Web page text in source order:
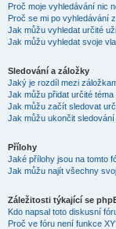
Proč moje vyhledávání nic
Proč se mi po vyhledávání
Jak můžu vyhledat určité
Jak můžu vyhledat svoje
Sledování a záložky
Jaký je rozdíl mezi
Jak můžu přidat určité
Jak můžu začít sledovat
Jak můžu ukončit
Přílohy
Jaké přílohy jsou na tomto
Jak můžu najít všechny
Záležitosti týkající se
Kdo napsal toto diskusní
Proč ve fóru není funkce